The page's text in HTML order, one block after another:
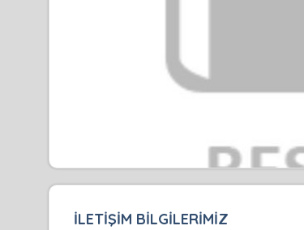
İLETİŞİM BİLGİLERİMİZ